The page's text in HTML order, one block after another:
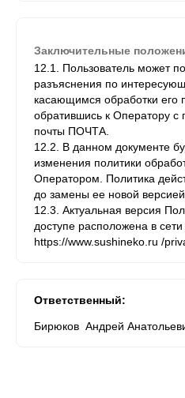
Заключительные
12.1. Пользователь может
разъяснения по
касающимся обработки его
обратившись к Оператору
почты ПОЧТА.
12.2. В данном документе
изменения политики
Оператором. Политика
до замены ее новой версией.
12.3. Актуальная версия
доступе расположена в
https://www.sushineko.ru /
Ответственный:
Бирюков Андрей